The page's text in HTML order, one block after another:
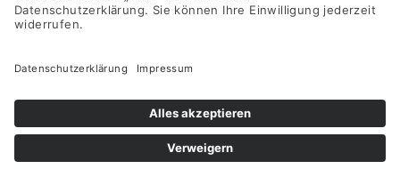
Alle Preise inkl. der gesetzlichen MwSt.
Die durchgestrichenen Preise entsprechen dem bisherigen Preis
in diesem Online-Shop.